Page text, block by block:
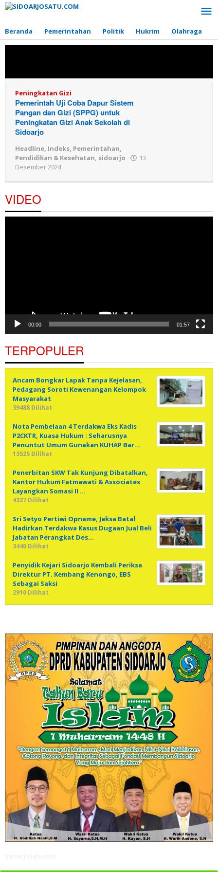
Lewati
Beranda
Pemerintahan Politik Hukrim Olahraga
Peningkatan Gizi
Pemerintah Uji Coba Dapur Sistem
Pangan dan Gizi (SPPG) untuk
Peningkatan Gizi Anak Sekolah di
Sidoarjo
Headline, Indeks, Pemerintahan,
Pendidikan & Kesehatan, sidoarjo
13
Desember 2024
VIDEO
00:00 01:57
TERPOPULER
Ancam Bongkar Lapak Tanpa Kejelasan,
Pedagang Soroti Kewenangan Kelompok
Masyarakat
39488 Dilihat
Nota Pembelaan 4 Terdakwa Eks Kadis
P2CKTR, Kuasa Hukum : Seharusnya
Penuntut Umum Gunakan KUHAP Bar…
13525 Dilihat
Penerbitan SKW Tak Kunjung Dibatalkan,
Kantor Hukum Fatmawati & Associates
Layangkan Somasi II …
4327 Dilihat
Sri Setyo Pertiwi Opname, Jaksa Batal
Hadirkan Terdakwa Kasus Dugaan Jual Beli
Jabatan Perangkat Des…
3440 Dilihat
Penyidik Kejari Sidoarjo Kembali Periksa
Direktur PT. Kembang Kenongo, EBS
Sebagai Saksi
2910 Dilihat